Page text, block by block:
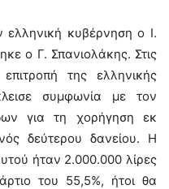
κυβέρνηση ο Ι.
ο Γ. Σπανιολάκης. Στις
της ελληνικής
συμφωνία με τον
για τη χορήγηση εκ
δεύτερου δανείου. Η
ήταν 2.000.000 λίρες
του 55,5%, ήτοι θα